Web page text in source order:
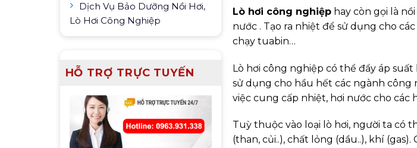
Dịch Vụ Bảo Dưỡng Nồi Hơi,
Lò Hơi Công Nghiệp
HỖ TRỢ TRỰC TUYẾN
Lò hơi công nghiệp hay còn gọi là
nước . Tạo ra nhiệt để sử dụng cho
chạy tuabin…
Lò hơi công nghiệp có thể đẩy áp
sử dụng cho hầu hết các ngành
việc cung cấp nhiệt, hơi nước cho các
Tuỳ thuộc vào loại lò hơi, người ta có
(than, củi..), chất lỏng (dầu..), khí